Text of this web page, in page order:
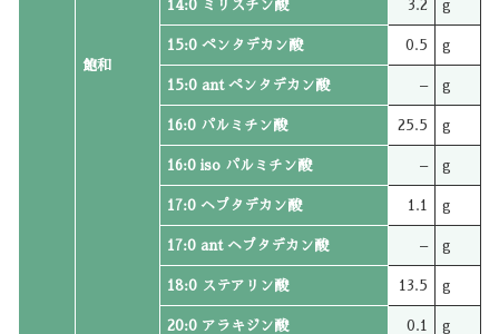
飽和
14:0 ミリスチン酸 3.2 g
15:0 ペンタデカン酸 0.5 g
15:0 ant ペンタデカン酸 – g
16:0 パルミチン酸 25.5 g
16:0 iso パルミチン酸 – g
17:0 ヘプタデカン酸 1.1 g
17:0 ant ヘプタデカン酸 – g
18:0 ステアリン酸 13.5 g
20:0 アラキジン酸 0.1 g